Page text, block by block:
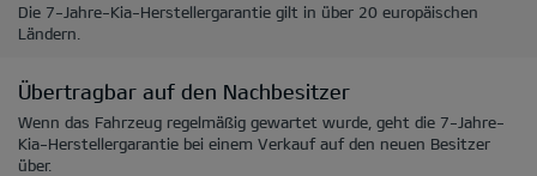
Die 7-Jahre-Kia-Herstellergarantie gilt in über 20 europäischen
Ländern.
Übertragbar auf den Nachbesitzer
Wenn das Fahrzeug regelmäßig gewartet wurde, geht die 7-Jahre-
Kia-Herstellergarantie bei einem Verkauf auf den neuen Besitzer
über.